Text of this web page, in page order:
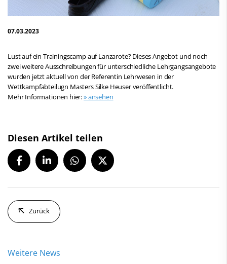
07.03.2023
Lust auf ein Trainingscamp auf Lanzarote? Dieses Angebot und noch
zwei weitere Ausschreibungen für unterschiedliche Lehrgangsangebote
wurden jetzt aktuell von der Referentin Lehrwesen in der
Wettkampfabteilugn Masters Silke Heuser veröffentlicht.
Mehr Informationen hier:» ansehen
Diesen Artikel teilen
Zurück
Weitere News